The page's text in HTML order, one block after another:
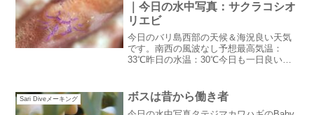
｜今日の水中写真：サクラコシオ
リエビ
今日のバリ島西部の天候＆海況良い天気
です。南西の風波なし予想最高気温：
33℃昨日の水温：30℃今日も一日良い天
ゥー教のガルンガン日本でいう迎え盆で
す。ヒンドゥー教のスタ...
Sari Diveメーキング ボスは昔から働き者